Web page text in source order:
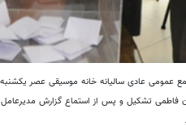
فاطمی تشکیل و پس از استماع گزارش مدیرعامل